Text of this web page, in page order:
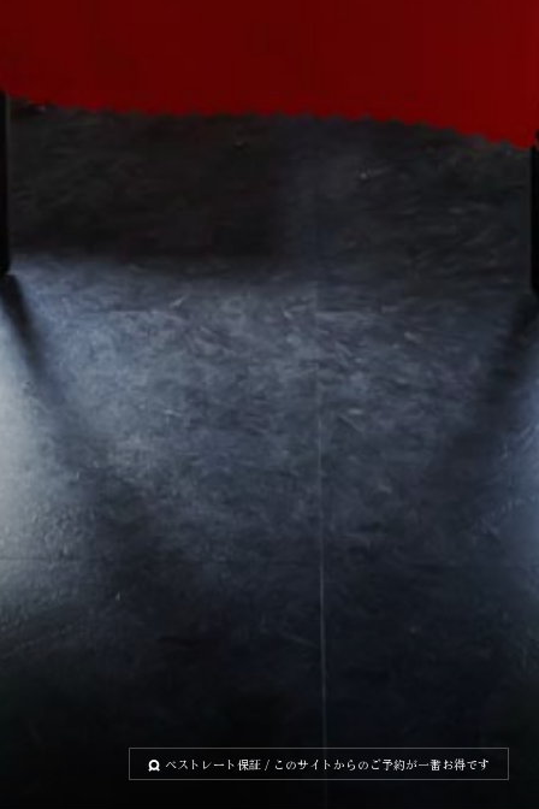
ベストレート保証 / このサイトからのご予約が一番お得です